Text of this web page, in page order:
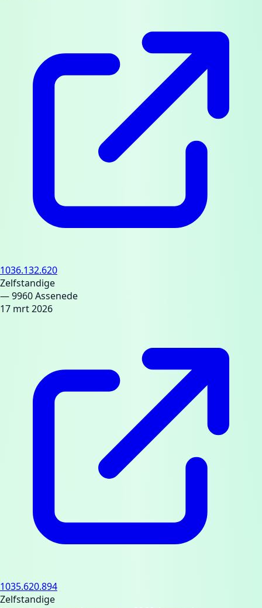
1036.132.620
Zelfstandige
— 9960 Assenede
17 mrt 2026
1035.620.894
Zelfstandige